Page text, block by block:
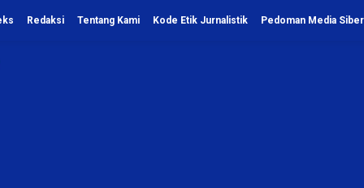
Redaksi Tentang Kami Kode Etik Jurnalistik Pedoman Media Siber